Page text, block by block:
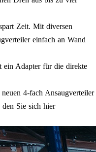
Zeit. Mit diversen
einfach an Wand
ein Adapter für die direkte
4-fach Ansaugverteiler
Sie sich hier